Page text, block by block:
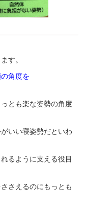
す。
の角度を
とも楽な姿勢の角度
いい寝姿勢だといわ
るように支える役目
さえるのにもっとも